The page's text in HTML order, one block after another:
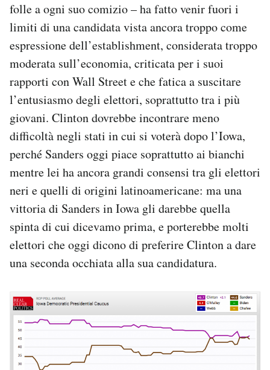
folle a ogni suo comizio – ha fatto venir fuori i
limiti di una candidata vista ancora troppo come
espressione dell’establishment, considerata troppo
moderata sull’economia, criticata per i suoi
rapporti con Wall Street e che fatica a suscitare
l’entusiasmo degli elettori, soprattutto tra i più
giovani. Clinton dovrebbe incontrare meno
difficoltà negli stati in cui si voterà dopo l’Iowa,
perché Sanders oggi piace soprattutto ai bianchi
mentre lei ha ancora grandi consensi tra gli elettori
neri e quelli di origini latinoamericane: ma una
vittoria di Sanders in Iowa gli darebbe quella
spinta di cui dicevamo prima, e porterebbe molti
elettori che oggi dicono di preferire Clinton a dare
una seconda occhiata alla sua candidatura.